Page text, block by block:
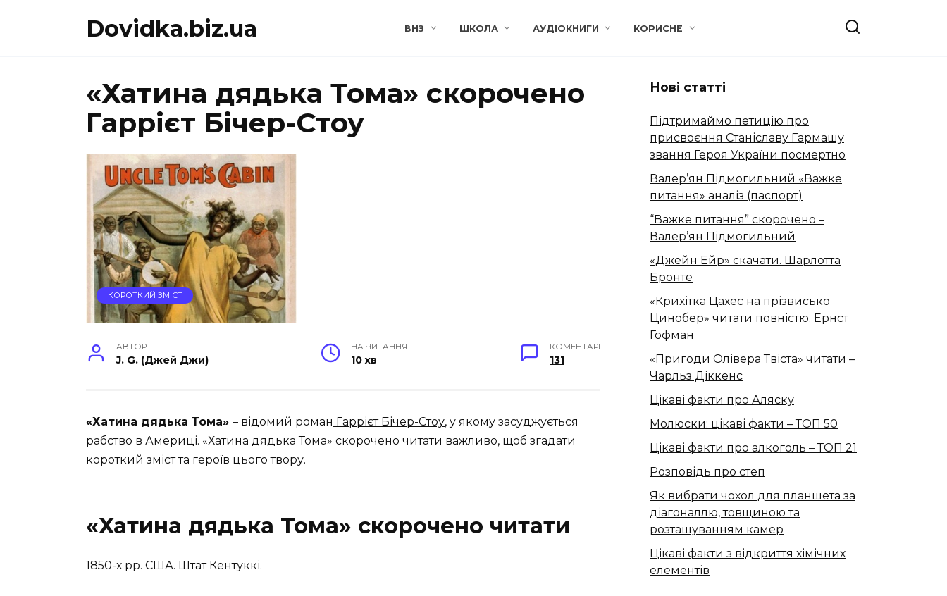
Dovidka.biz.ua ВНЗ ШКОЛА АУДІОКНИГИ КОРИСНЕ
«Хатина дядька Тома» скорочено
Гаррієт Бічер-Стоу
КОРОТКИЙ ЗМІСТ
АВТОР
J. G. (Джей Джи)
НА ЧИТАННЯ
10 хв
КОМЕНТАРІ
131
«Хатина дядька Тома» – відомий роман Гаррієт Бічер-Стоу, у якому засуджується
рабство в Америці. «Хатина дядька Тома» скорочено читати важливо, щоб згадати
короткий зміст та героїв цього твору.
«Хатина дядька Тома» скорочено читати
1850-х рр. США. Штат Кентуккі.
Нові статті
Підтримаймо петицію про
присвоєння Станіславу Гармашу
звання Героя України посмертно
Валер’ян Підмогильний «Важке
питання» аналіз (паспорт)
“Важке питання” скорочено –
Валер’ян Підмогильний
«Джейн Ейр» скачати. Шарлотта
Бронте
«Крихітка Цахес на прізвисько
Цинобер» читати повністю. Ернст
Гофман
«Пригоди Олівера Твіста» читати –
Чарльз Діккенс
Цікаві факти про Аляску
Молюски: цікаві факти – ТОП 50
Цікаві факти про алкоголь – ТОП 21
Розповідь про степ
Як вибрати чохол для планшета за
діагоналлю, товщиною та
розташуванням камер
Цікаві факти з відкриття хімічних
елементів